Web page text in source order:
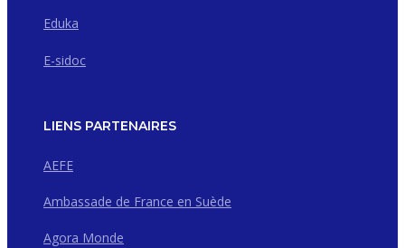
Eduka
E-sidoc
LIENS PARTENAIRES
AEFE
Ambassade de France en Suède
Agora Monde